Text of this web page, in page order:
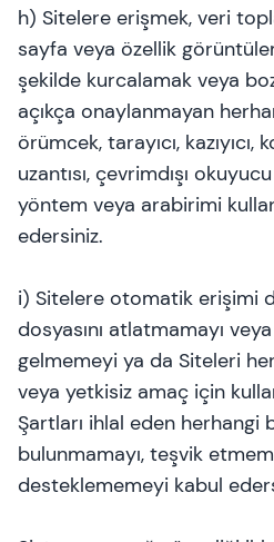
h) Sitelere erişmek, veri
sayfa veya özellik
şekilde kurcalamak veya
açıkça onaylanmayan
örümcek, tarayıcı, kazıyıcı,
uzantısı, çevrimdışı
yöntem veya arabirimi
edersiniz.
i) Sitelere otomatik erişimi
dosyasını atlatmamayı
gelmemeyi ya da Siteleri
veya yetkisiz amaç için
Şartları ihlal eden herhangi
bulunmamayı, teşvik
desteklememeyi kabul